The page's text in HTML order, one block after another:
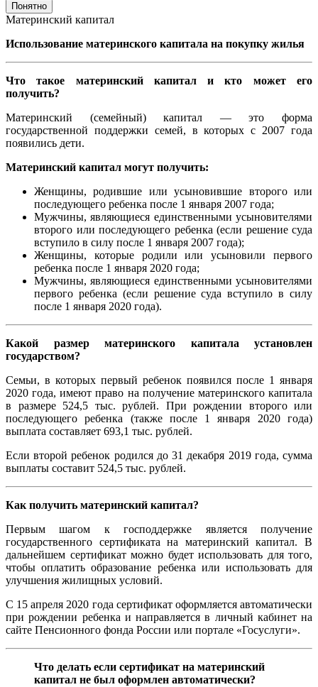
Понятно
Материнский капитал
Использование материнского капитала на покупку жилья
Что такое материнский капитал и кто может его
получить?
Материнский (семейный) капитал — это форма
государственной поддержки семей, в которых с 2007 года
появились дети.
Материнский капитал могут получить:
Женщины, родившие или усыновившие второго или
последующего ребенка после 1 января 2007 года;
Мужчины, являющиеся единственными усыновителями
второго или последующего ребенка (если решение суда
вступило в силу после 1 января 2007 года);
Женщины, которые родили или усыновили первого
ребенка после 1 января 2020 года;
Мужчины, являющиеся единственными усыновителями
первого ребенка (если решение суда вступило в силу
после 1 января 2020 года).
Какой размер материнского капитала установлен
государством?
Семьи, в которых первый ребенок появился после 1 января
2020 года, имеют право на получение материнского капитала
в размере 524,5 тыс. рублей. При рождении второго или
последующего ребенка (также после 1 января 2020 года)
выплата составляет 693,1 тыс. рублей.
Если второй ребенок родился до 31 декабря 2019 года, сумма
выплаты составит 524,5 тыс. рублей.
Как получить материнский капитал?
Первым шагом к господдержке является получение
государственного сертификата на материнский капитал. В
дальнейшем сертификат можно будет использовать для того,
чтобы оплатить образование ребенка или использовать для
улучшения жилищных условий.
С 15 апреля 2020 года сертификат оформляется автоматически
при рождении ребенка и направляется в личный кабинет на
сайте Пенсионного фонда России или портале «Госуслуги».
Что делать если сертификат на материнский
капитал не был оформлен автоматически?